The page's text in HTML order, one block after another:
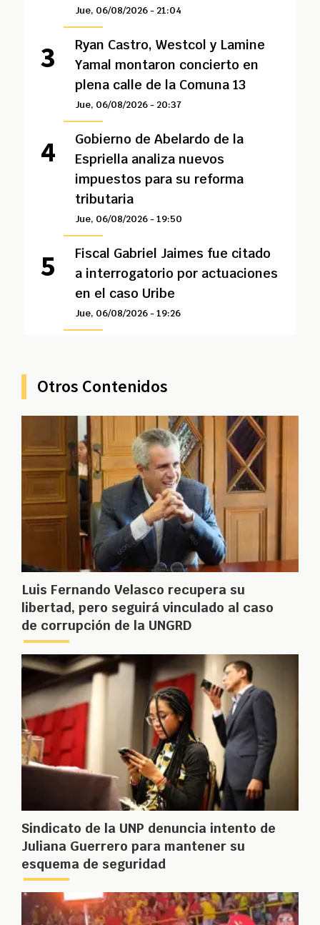
Jue, 06/08/2026 - 21:04
Ryan Castro, Westcol y Lamine
Yamal montaron concierto en
plena calle de la Comuna 13
Jue, 06/08/2026 - 20:37
Gobierno de Abelardo de la
Espriella analiza nuevos
impuestos para su reforma
tributaria
Jue, 06/08/2026 - 19:50
Fiscal Gabriel Jaimes fue citado
a interrogatorio por actuaciones
en el caso Uribe
Jue, 06/08/2026 - 19:26
Otros Contenidos
Luis Fernando Velasco recupera su
libertad, pero seguirá vinculado al caso
de corrupción de la UNGRD
Sindicato de la UNP denuncia intento de
Juliana Guerrero para mantener su
esquema de seguridad